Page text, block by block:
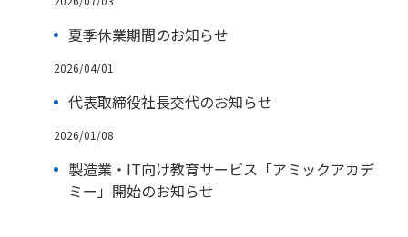
夏季休業期間のお知らせ
2026/04/01
代表取締役社長交代のお知らせ
2026/01/08
製造業・IT向け教育サービス「アミックアカデ
ミー」開始のお知らせ